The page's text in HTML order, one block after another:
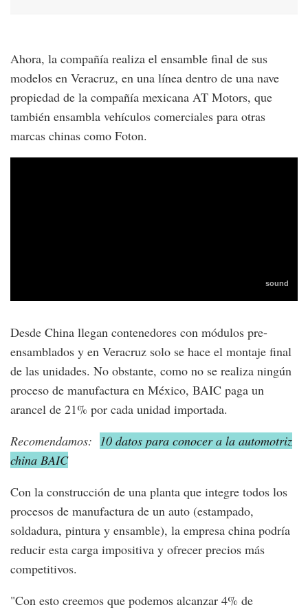
Ahora, la compañía realiza el ensamble final de sus
modelos en Veracruz, en una línea dentro de una nave
propiedad de la compañía mexicana AT Motors, que
también ensambla vehículos comerciales para otras
marcas chinas como Foton.
Desde China llegan contenedores con módulos pre-
ensamblados y en Veracruz solo se hace el montaje final
de las unidades. No obstante, como no se realiza ningún
proceso de manufactura en México, BAIC paga un
arancel de 21% por cada unidad importada.
Recomendamos: 10 datos para conocer a la automotriz
china BAIC
Con la construcción de una planta que integre todos los
procesos de manufactura de un auto (estampado,
soldadura, pintura y ensamble), la empresa china podría
reducir esta carga impositiva y ofrecer precios más
competitivos.
"Con esto creemos que podemos alcanzar 4% de